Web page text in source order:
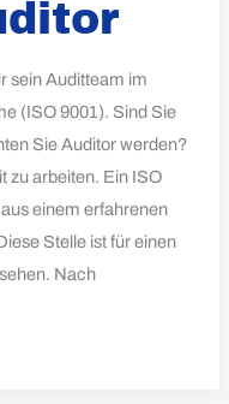
sein Auditteam im
(ISO 9001). Sind Sie
Sie Auditor werden?
zu arbeiten. Ein ISO
einem erfahrenen
Stelle ist für einen
Nach